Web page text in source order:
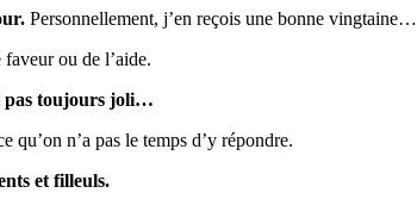
Personnellement, j’en reçois une bonne vingtaine…
ou de l’aide.
pas toujours joli…
qu’on n’a pas le temps d’y répondre.
et filleuls.